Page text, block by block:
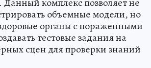
объемные модели, но
органы с пораженными
тестовые задания на
сцен для проверки знаний